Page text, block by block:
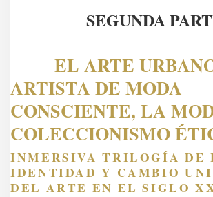
SEGUNDA
EL ARTE
ARTISTA DE MODA
CONSCIENTE, LA
COLECCIONISMO
INMERSIVA TRILOGÍA DE
IDENTIDAD Y CAMBIO
DEL ARTE EN EL SIGLO